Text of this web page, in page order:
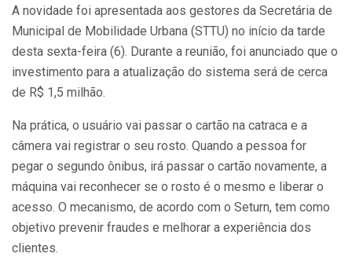
A novidade foi apresentada aos gestores da Secretária de
Municipal de Mobilidade Urbana (STTU) no início da tarde
desta sexta-feira (6). Durante a reunião, foi anunciado que o
investimento para a atualização do sistema será de cerca
de R$ 1,5 milhão.
Na prática, o usuário vai passar o cartão na catraca e a
câmera vai registrar o seu rosto. Quando a pessoa for
pegar o segundo ônibus, irá passar o cartão novamente, a
máquina vai reconhecer se o rosto é o mesmo e liberar o
acesso. O mecanismo, de acordo com o Seturn, tem como
objetivo prevenir fraudes e melhorar a experiência dos
clientes.